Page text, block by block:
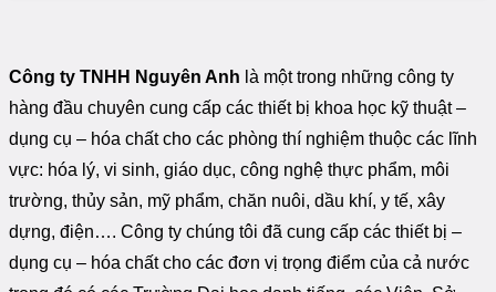
Công ty TNHH Nguyên Anh là một trong những công ty
hàng đầu chuyên cung cấp các thiết bị khoa học kỹ thuật –
dụng cụ – hóa chất cho các phòng thí nghiệm thuộc các lĩnh
vực: hóa lý, vi sinh, giáo dục, công nghệ thực phẩm, môi
trường, thủy sản, mỹ phẩm, chăn nuôi, dầu khí, y tế, xây
dựng, điện…. Công ty chúng tôi đã cung cấp các thiết bị –
dụng cụ – hóa chất cho các đơn vị trọng điểm của cả nước